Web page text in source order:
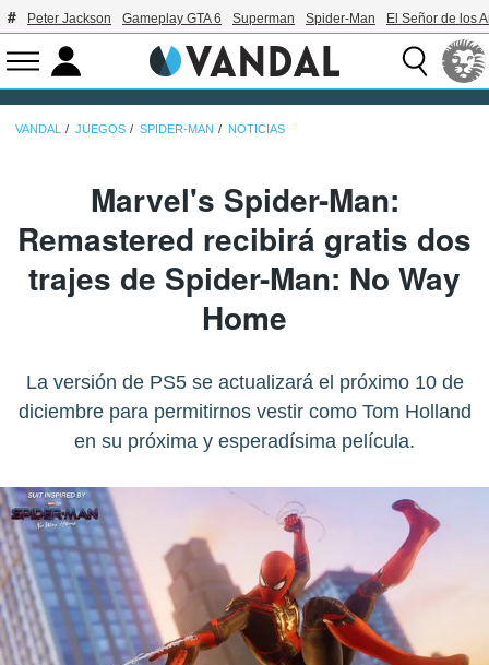
Peter Jackson Gameplay GTA 6 Superman Spider-Man El Señor de los
VANDAL JUEGOS SPIDER-MAN NOTICIAS
Marvel's Spider-Man:
Remastered recibirá gratis dos
trajes de Spider-Man: No Way
Home
La versión de PS5 se actualizará el próximo 10 de
diciembre para permitirnos vestir como Tom Holland
en su próxima y esperadísima película.